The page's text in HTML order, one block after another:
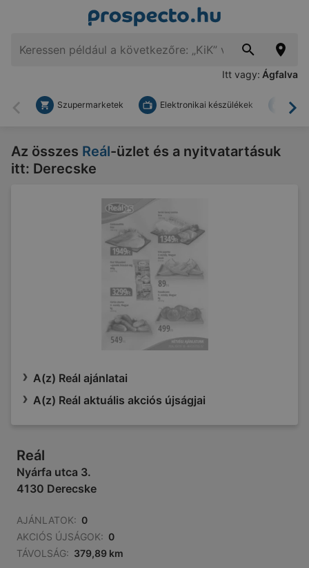
Itt vagy: Ágfalva
Vissza
Szupermarketek Elektronikai készülékek
Az összes Reál-üzlet és a nyitvatartásuk
itt: Derecske
A(z) Reál ajánlatai
A(z) Reál aktuális akciós újságjai
Reál
Nyárfa utca 3.
4130 Derecske
AJÁNLATOK: 0
AKCIÓS ÚJSÁGOK: 0
TÁVOLSÁG: 379,89 km